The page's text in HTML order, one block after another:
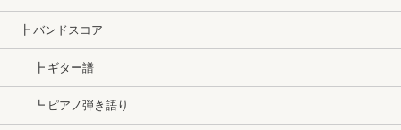
┣ バンドスコア
┣ ギター譜
┗ ピアノ弾き語り